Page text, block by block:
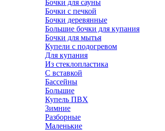
Бочки для сауны
Бочки с печкой
Бочки деревянные
Большие бочки для купания
Бочки для мытья
Купели с подогревом
Для купания
Из стеклопластика
С вставкой
Бассейны
Большие
Купель ПВХ
Зимние
Разборные
Маленькие